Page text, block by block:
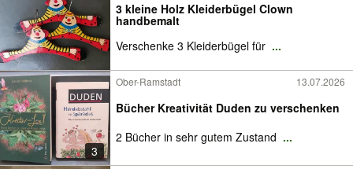
3 kleine Holz Kleiderbügel Clown
handbemalt
Verschenke 3 Kleiderbügel für ...
3
Ober-Ramstadt 13.07.2026
Bücher Kreativität Duden zu verschenken
2 Bücher in sehr gutem Zustand ...